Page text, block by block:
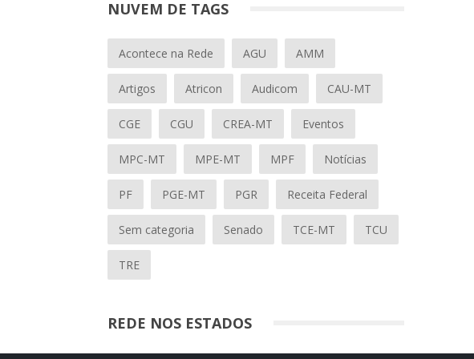
NUVEM DE TAGS
Acontece na Rede AGU AMM
Artigos Atricon Audicom CAU-MT
CGE CGU CREA-MT Eventos
MPC-MT MPE-MT MPF Notícias
PF PGE-MT PGR Receita Federal
Sem categoria Senado TCE-MT TCU
TRE
REDE NOS ESTADOS